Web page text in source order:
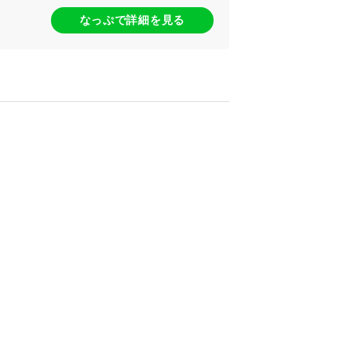
なっぷで詳細を見る